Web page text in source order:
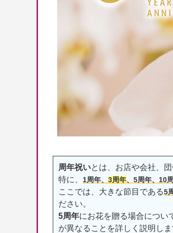
周年祝いとは、お店や会社、
特に、 1周年、 3周年、5周年、10
ここでは、大きな節目である5
ださい。
5周年にお花を贈る場合につい
が異なることを詳しく説明しま